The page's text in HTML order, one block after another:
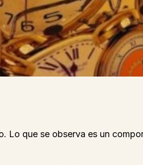
Lo que se observa es un